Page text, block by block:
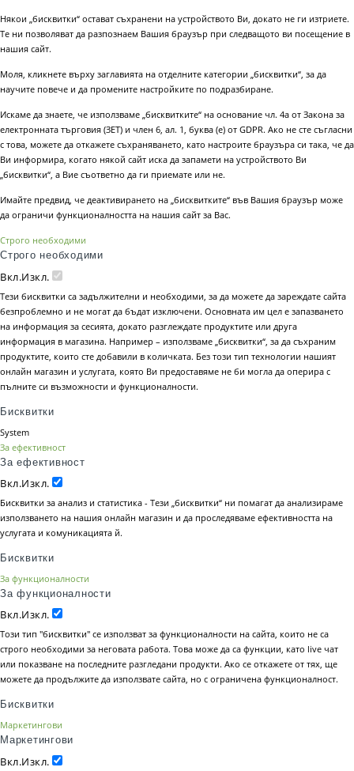
Някои „бисквитки“ остават съхранени на устройството Ви, докато не ги изтриете.
Те ни позволяват да разпознаем Вашия браузър при следващото ви посещение в
нашия сайт.
Моля, кликнете върху заглавията на отделните категории „бисквитки“, за да
научите повече и да промените настройките по подразбиране.
Искаме да знаете, че използваме „бисквитките“ на основание чл. 4а от Закона за
електронната търговия (ЗЕТ) и член 6, ал. 1, буква (е) от GDPR. Ако не сте съгласни
с това, можете да откажете съхраняването, като настроите браузъра си така, че да
Ви информира, когато някой сайт иска да запамети на устройството Ви
„бисквитки“, а Вие съответно да ги приемате или не.
Имайте предвид, че деактивирането на „бисквитките“ във Вашия браузър може
да ограничи функционалността на нашия сайт за Вас.
Строго необходими
Строго необходими
Вкл.Изкл.
Тези бисквитки са задължителни и необходими, за да можете да зареждате сайта
безпроблемно и не могат да бъдат изключени. Основната им цел е запазването
на информация за сесията, докато разглеждате продуктите или друга
информация в магазина. Например – използваме „бисквитки“, за да съхраним
продуктите, които сте добавили в количката. Без този тип технологии нашият
онлайн магазин и услугата, която Ви предоставяме не би могла да оперира с
пълните си възможности и функционалности.
Бисквитки
System
За ефективност
За ефективност
Вкл.Изкл.
Бисквитки за анализ и статистика - Тези „бисквитки“ ни помагат да анализираме
използването на нашия онлайн магазин и да проследяваме ефективността на
услугата и комуникацията й.
Бисквитки
За функционалности
За функционалности
Вкл.Изкл.
Този тип "бисквитки" се използват за функционалности на сайта, които не са
строго необходими за неговата работа. Това може да са функции, като live чат
или показване на последните разгледани продукти. Ако се откажете от тях, ще
можете да продължите да използвате сайта, но с ограничена функционалност.
Бисквитки
Маркетингови
Маркетингови
Вкл.Изкл.